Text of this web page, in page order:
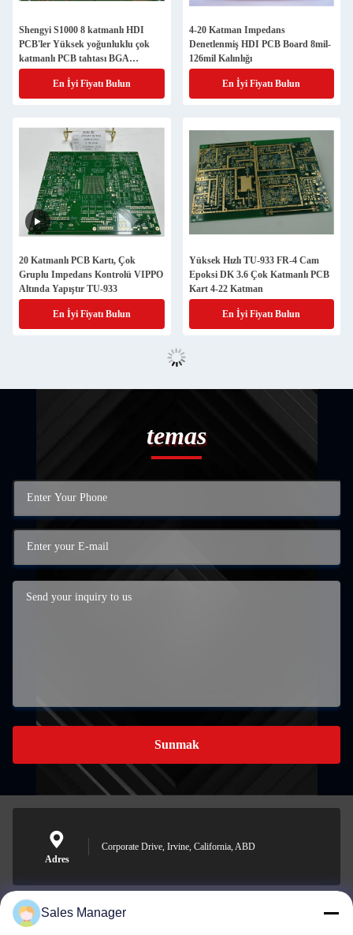
Shengyi S1000 8 katmanlı HDI
PCB'ler Yüksek yoğunluklu çok
katmanlı PCB tahtası BGA
Lehimleyici
En İyi Fiyatı Bulun
4-20 Katman Impedans
Denetlenmiş HDI PCB Board 8mil-
126mil Kalınlığı
En İyi Fiyatı Bulun
20 Katmanlı PCB Kartı, Çok
Gruplu Impedans Kontrolü VIPPO
Altında Yapıştır TU-933
En İyi Fiyatı Bulun
Yüksek Hızlı TU-933 FR-4 Cam
Epoksi DK 3.6 Çok Katmanlı PCB
Kart 4-22 Katman
En İyi Fiyatı Bulun
temas
Sunmak
Adres
Corporate Drive, Irvine, California, ABD
Sales Manager